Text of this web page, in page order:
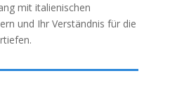
mit italienischen
und Ihr Verständnis für die